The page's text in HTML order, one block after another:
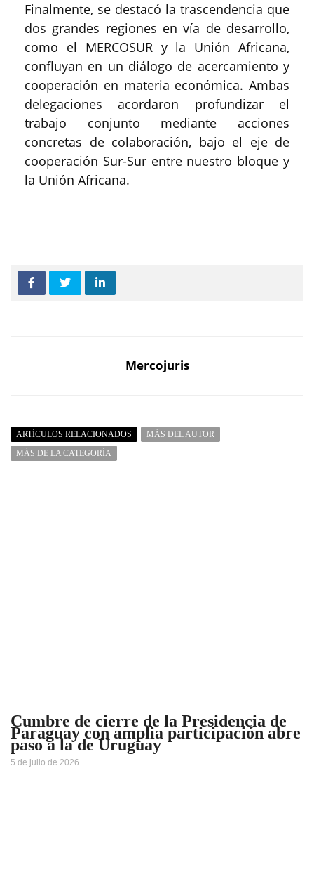
Finalmente, se destacó la trascendencia que
dos grandes regiones en vía de desarrollo,
como el MERCOSUR y la Unión Africana,
confluyan en un diálogo de acercamiento y
cooperación en materia económica. Ambas
delegaciones acordaron profundizar el
trabajo conjunto mediante acciones
concretas de colaboración, bajo el eje de
cooperación Sur-Sur entre nuestro bloque y
la Unión Africana.
Mercojuris
ARTÍCULOS RELACIONADOS
MÁS DEL AUTOR
MÁS DE LA CATEGORÍA
Cumbre de cierre de la Presidencia de
Paraguay con amplia participación abre
paso a la de Uruguay
5 de julio de 2026